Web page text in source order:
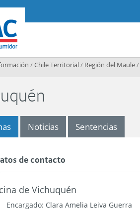
/Chile Territorial/ Región del Maule/
Noticias Sentencias
de contacto
de Vichuquén
Encargado: Clara Amelia Leiva Guerra